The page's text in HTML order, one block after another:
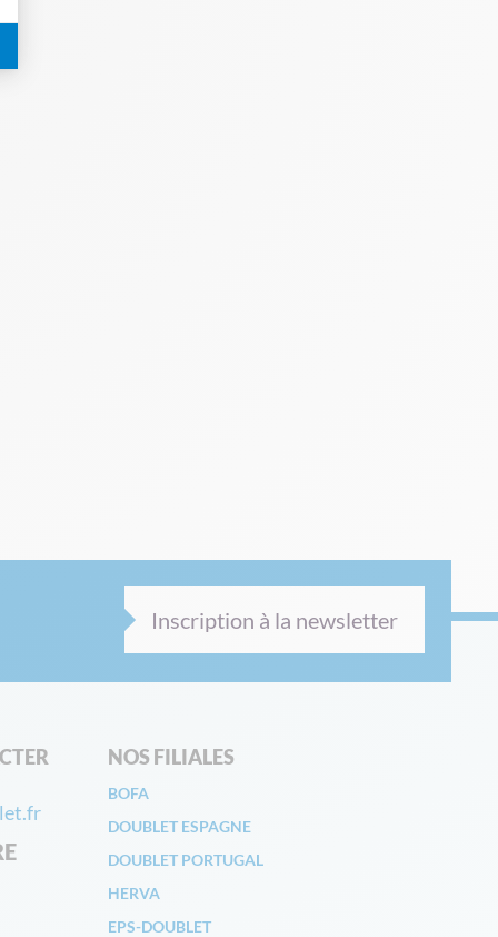
Inscription à la newsletter
NOS FILIALES
BOFA
DOUBLET ESPAGNE
DOUBLET PORTUGAL
HERVA
EPS-DOUBLET